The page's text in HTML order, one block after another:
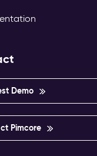
Demo
Pimcore